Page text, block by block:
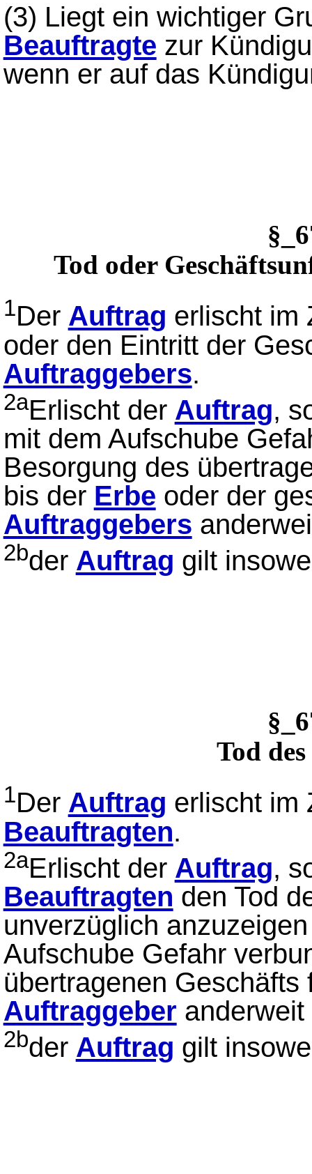
(3) Liegt ein wichtiger
Beauftragte zur
wenn er auf das
Tod oder
1Der Auftrag erlischt im
oder den Eintritt der
Auftraggebers.
2aErlischt der Auftrag,
mit dem Aufschube
Besorgung des
bis der Erbe oder der
Auftraggebers
2bder Auftrag gilt
Tod
1Der Auftrag erlischt im
Beauftragten.
2aErlischt der Auftrag,
Beauftragten den Tod
unverzüglich
Aufschube Gefahr
übertragenen
Auftraggeber
2bder Auftrag gilt